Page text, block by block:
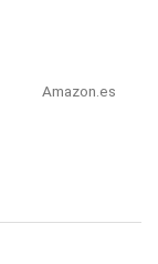
Amazon.es